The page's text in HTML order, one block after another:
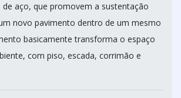
de aço, que promovem a sustentação
novo pavimento dentro de um mesmo
basicamente transforma o espaço
com piso, escada, corrimão e